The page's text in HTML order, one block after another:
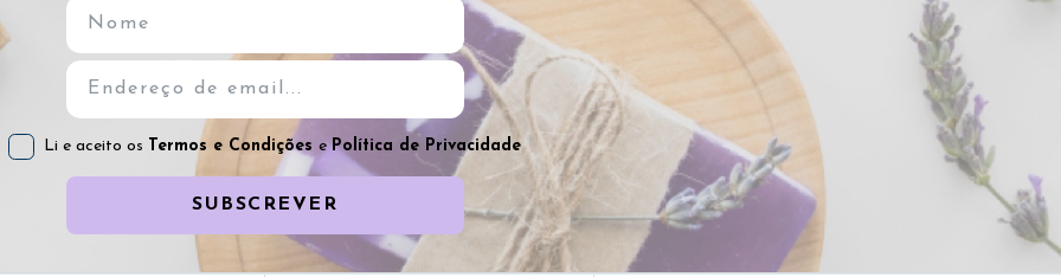
Li e aceito os Termos e CondiçõesePolítica de Privacidade
SUBSCREVER